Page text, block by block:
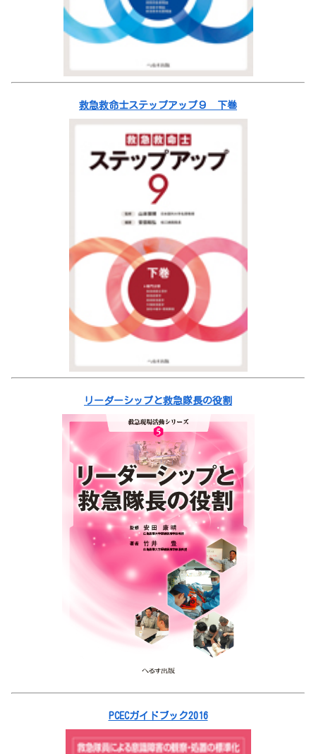
救急救命士ステップアップ９ 下巻
リーダーシップと救急隊長の役割
PCECガイドブック2016